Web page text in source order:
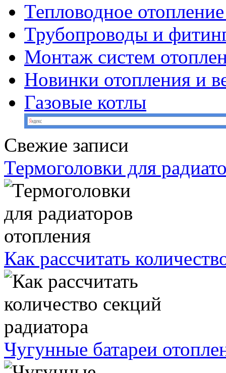
Тепловодное
Трубопроводы и
Монтаж систем
Новинки отопления и
Газовые котлы
Свежие записи
Термоголовки для
Как рассчитать
Чугунные батареи